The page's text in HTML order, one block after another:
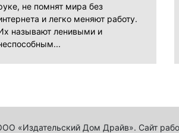
не помнят мира без
и легко меняют работу.
называют ленивыми и
«Издательский Дом Драйв». Сайт